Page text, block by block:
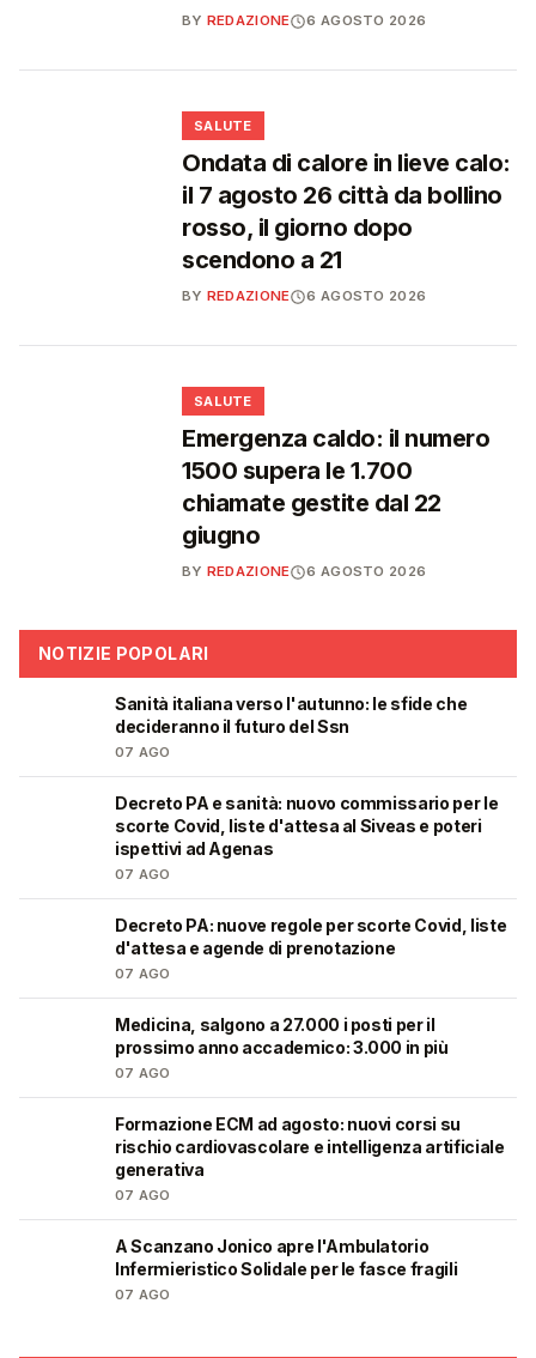
BY REDAZIONE 6 AGOSTO 2026
SALUTE
Ondata di calore in lieve calo:
il 7 agosto 26 città da bollino
rosso, il giorno dopo
scendono a 21
BY REDAZIONE 6 AGOSTO 2026
SALUTE
Emergenza caldo: il numero
1500 supera le 1.700
chiamate gestite dal 22
giugno
BY REDAZIONE 6 AGOSTO 2026
NOTIZIE POPOLARI
Sanità italiana verso l'autunno: le sfide che
decideranno il futuro del Ssn
07 AGO
Decreto PA e sanità: nuovo commissario per le
scorte Covid, liste d'attesa al Siveas e poteri
ispettivi ad Agenas
07 AGO
Decreto PA: nuove regole per scorte Covid, liste
d'attesa e agende di prenotazione
07 AGO
Medicina, salgono a 27.000 i posti per il
prossimo anno accademico: 3.000 in più
07 AGO
Formazione ECM ad agosto: nuovi corsi su
rischio cardiovascolare e intelligenza artificiale
generativa
07 AGO
A Scanzano Jonico apre l'Ambulatorio
Infermieristico Solidale per le fasce fragili
07 AGO